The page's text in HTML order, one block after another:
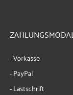
- Vorkasse
- PayPal
- Lastschrift